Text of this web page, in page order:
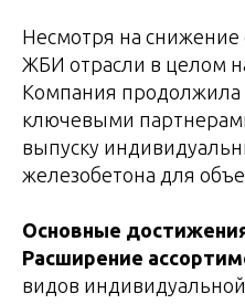
Несмотря на снижение
ЖБИ отрасли в целом
Компания продолжила
ключевыми
выпуску
железобетона для
Основные
Расширение
видов